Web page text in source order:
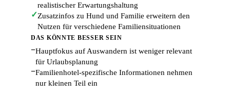
realistischer Erwartungshaltung
✓Zusatzinfos zu Hund und Familie erweitern den
Nutzen für verschiedene Familiensituationen
DAS KÖNNTE BESSER SEIN
−Hauptfokus auf Auswandern ist weniger relevant
für Urlaubsplanung
−Familienhotel-spezifische Informationen nehmen
nur kleinen Teil ein